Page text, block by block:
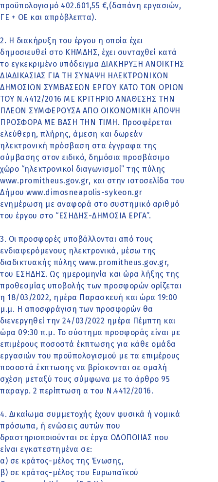
προϋπολογισμό 402.601,55 €,(δαπάνη εργασιών,
ΓΕ + ΟΕ και απρόβλεπτα).
2. Η διακήρυξη του έργου η οποία έχει
δημοσιευθεί στο ΚΗΜΔΗΣ, έχει συνταχθεί κατά
το εγκεκριμένο υπόδειγμα ΔΙΑΚΗΡΥΞΗ ΑΝΟΙΚΤΗΣ
ΔΙΑΔΙΚΑΣΙΑΣ ΓΙΑ ΤΗ ΣΥΝΑΨΗ ΗΛΕΚΤΡΟΝΙΚΩΝ
ΔΗΜΟΣΙΩΝ ΣΥΜΒΑΣΕΩΝ ΕΡΓΟΥ ΚΑΤΩ ΤΩΝ ΟΡΙΩΝ
ΤΟΥ Ν.4412/2016 ΜΕ ΚΡΙΤΗΡΙΟ ΑΝΑΘΕΣΗΣ ΤΗΝ
ΠΛΕΟΝ ΣΥΜΦΕΡΟΥΣΑ ΑΠΟ ΟΙΚΟΝΟΜΙΚΗ ΑΠΟΨΗ
ΠΡΟΣΦΟΡΑ ΜΕ ΒΑΣΗ ΤΗΝ ΤΙΜΗ. Προσφέρεται
ελεύθερη, πλήρης, άμεση και δωρεάν
ηλεκτρονική πρόσβαση στα έγγραφα της
σύμβασης στον ειδικό, δημόσια προσβάσιμο
χώρο “ηλεκτρονικοί διαγωνισμοί” της πύλης
www.promitheus.gov.gr, και στην ιστοσελίδα του
Δήμου www.dimosneapolis-sykeon.gr
ενημέρωση με αναφορά στο συστημικό αριθμό
του έργου στο “ΕΣΗΔΗΣ-ΔΗΜΟΣΙΑ ΕΡΓΑ”.
3. Οι προσφορές υποβάλλονται από τους
ενδιαφερόμενους ηλεκτρονικά, μέσω της
διαδικτυακής πύλης www.promitheus.gov.gr,
του ΕΣΗΔΗΣ. Ως ημερομηνία και ώρα λήξης της
προθεσμίας υποβολής των προσφορών ορίζεται
η 18/03/2022, ημέρα Παρασκευή και ώρα 19:00
μ.μ. Η αποσφράγιση των προσφορών θα
διενεργηθεί την 24/03/2022 ημέρα Πέμπτη και
ώρα 09:30 π.μ. Το σύστημα προσφοράς είναι με
επιμέρους ποσοστά έκπτωσης για κάθε ομάδα
εργασιών του προϋπολογισμού με τα επιμέρους
ποσοστά έκπτωσης να βρίσκονται σε ομαλή
σχέση μεταξύ τους σύμφωνα με το άρθρο 95
παραγρ. 2 περίπτωση α του Ν.4412/2016.
4. Δικαίωμα συμμετοχής έχουν φυσικά ή νομικά
πρόσωπα, ή ενώσεις αυτών που
δραστηριοποιούνται σε έργα ΟΔΟΠΟΙΙΑΣ που
είναι εγκατεστημένα σε:
α) σε κράτος-μέλος της Ένωσης,
β) σε κράτος-μέλος του Ευρωπαϊκού